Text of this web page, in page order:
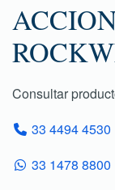
Consultar
33 4494 4530
33 1478 8800